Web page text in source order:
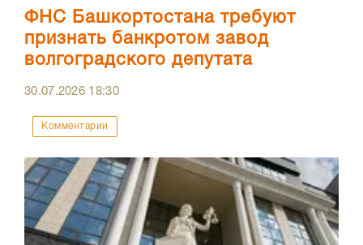
ФНС Башкортостана требуют
признать банкротом завод
волгоградского депутата
30.07.2026 18:30
Комментарии